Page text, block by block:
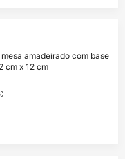
amadeirado com base
cm x 12 cm